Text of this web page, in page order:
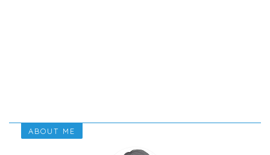
ABOUT ME